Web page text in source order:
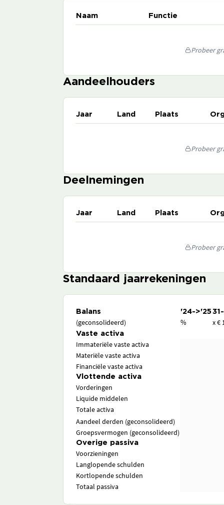
Naam Functie
Probeer
Aandeelhouders
Jaar Land Plaats
Probeer
Deelnemingen
Jaar Land Plaats
Probeer
Standaard jaarrekeningen
Balans '24->'25
(geconsolideerd) % x €
Vaste activa
Immateriële vaste activa
Materiële vaste activa
Financiële vaste activa
Vlottende activa
Vorderingen
Liquide middelen
Totale activa
Aandeel derden (geconsolideerd)
Groepsvermogen (geconsolideerd)
Overige passiva
Voorzieningen
Langlopende schulden
Kortlopende schulden
Totaal passiva